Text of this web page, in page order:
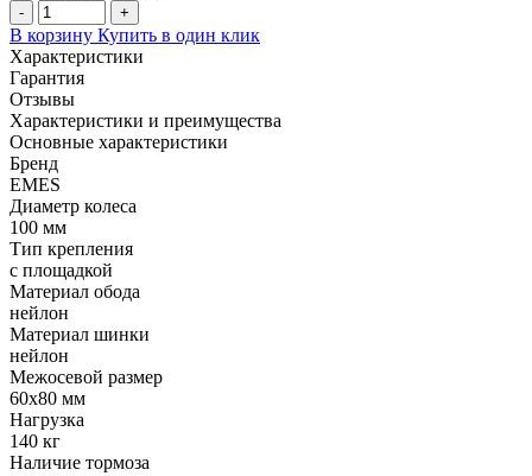
- +
В корзину Купить в один клик
Характеристики
Гарантия
Отзывы
Характеристики и преимущества
Основные характеристики
Бренд
EMES
Диаметр колеса
100 мм
Тип крепления
с площадкой
Материал обода
нейлон
Материал шинки
нейлон
Межосевой размер
60x80 мм
Нагрузка
140 кг
Наличие тормоза